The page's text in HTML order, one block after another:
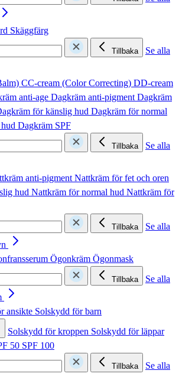
Skäggfärg
Tillbaka
Se alla
CC-cream (Color Correcting) DD-cream
anti-age Dagkräm anti-pigmentDagkräm
för känslig hud Dagkräm för normal
Dagkräm SPF
Tillbaka
Se alla
anti-pigmentNattkräm för fet och oren
hud Nattkräm för normal hud Nattkräm för
Tillbaka
Se alla
Ögonkräm Ögonmask
Tillbaka
Se alla
ansikte Solskydd för barn
Solskydd för kroppen Solskydd för läppar
50 SPF 100
Tillbaka
Se alla